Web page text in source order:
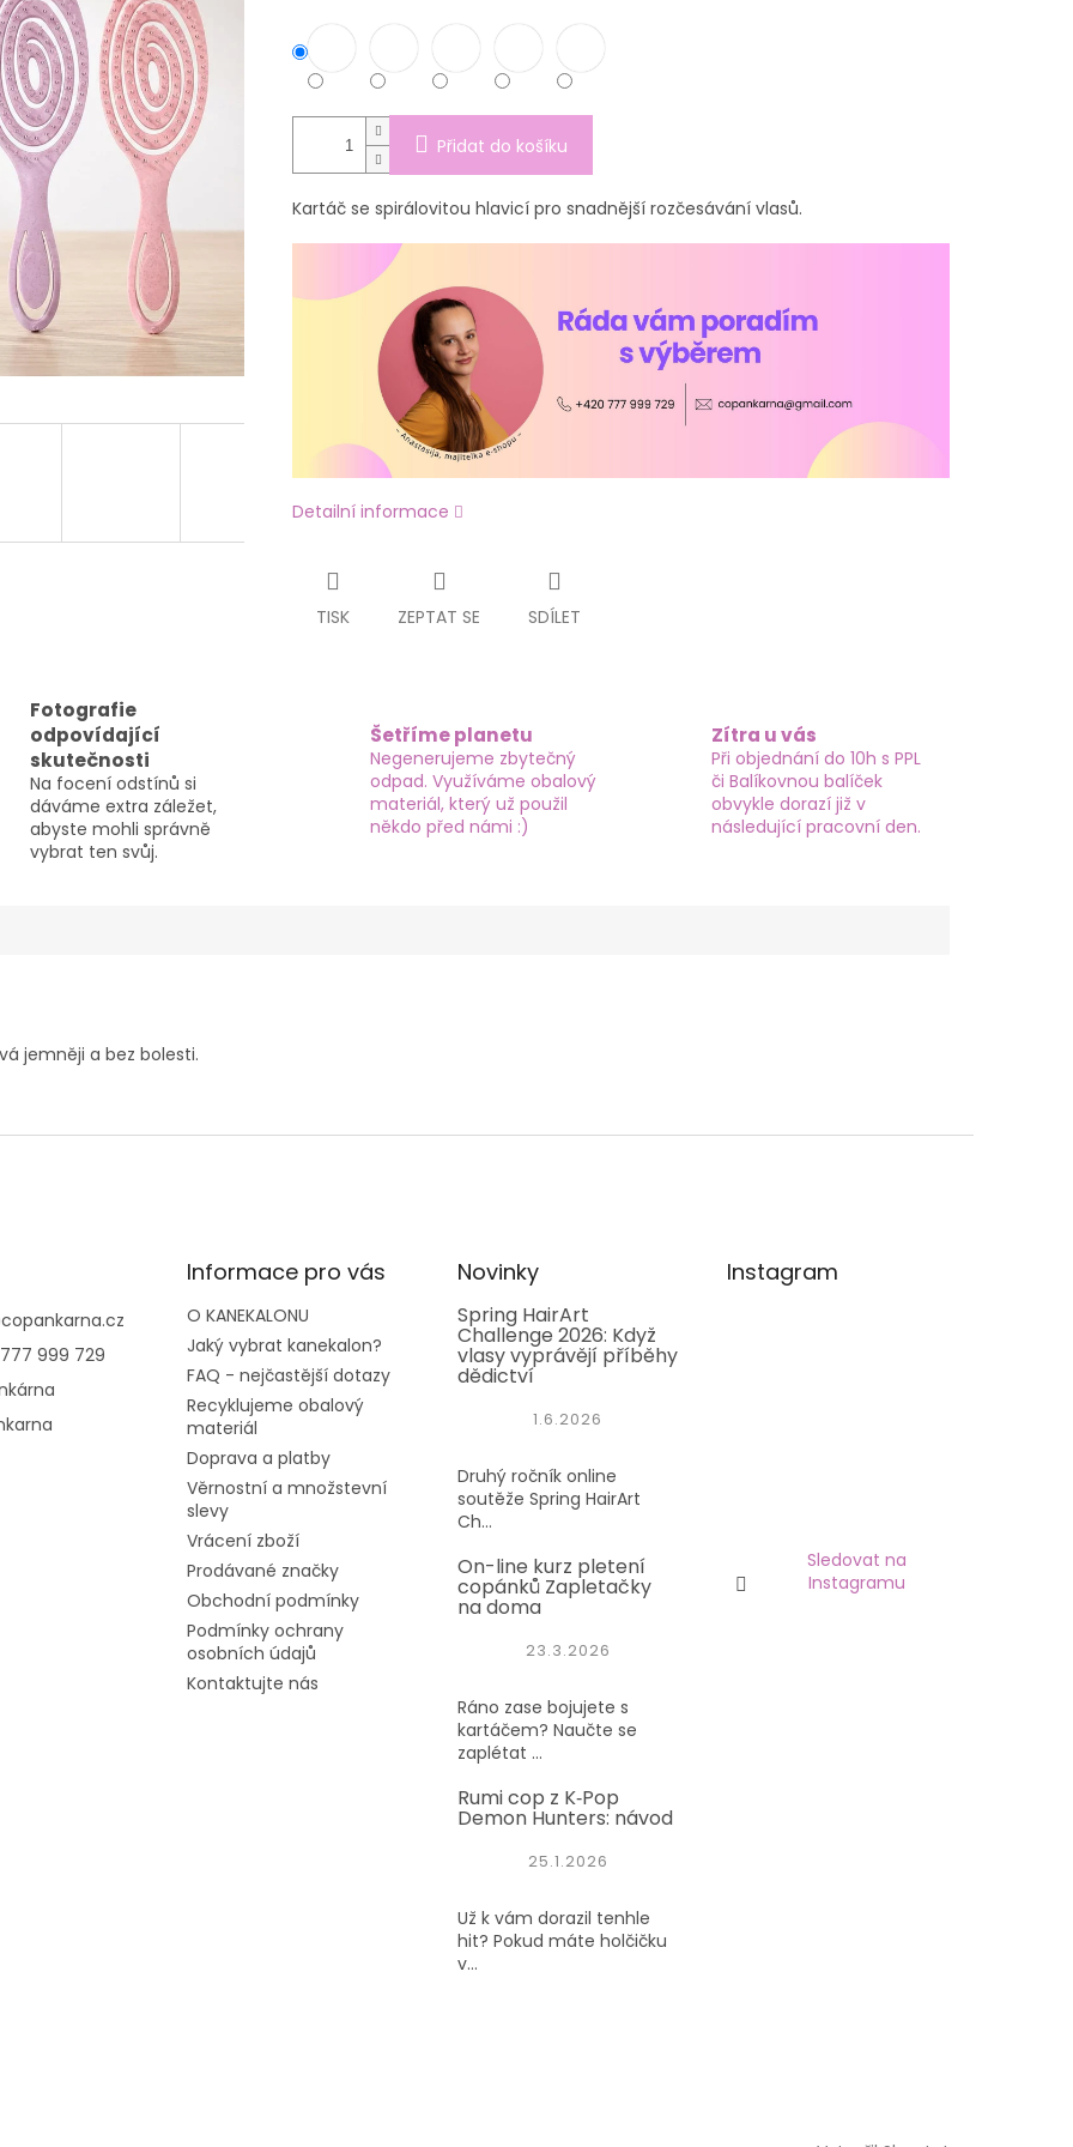
Přidat do košíku
Kartáč se spirálovitou hlavicí pro snadnější rozčesávání vlasů.
Detailní informace
TISK ZEPTAT SE SDÍLET
Fotografie
odpovídající
skutečnosti
Na focení odstínů si
dáváme extra záležet,
abyste mohli správně
vybrat ten svůj.
Šetříme planetu
Negenerujeme zbytečný
odpad. Využíváme obalový
materiál, který už použil
někdo před námi :)
Zítra u vás
Při objednání do 10h s PPL
či Balíkovnou balíček
obvykle dorazí již v
následující pracovní den.
jemněji a bez bolesti.
copankarna.cz
999 729
Informace pro vás
O KANEKALONU
Jaký vybrat kanekalon?
FAQ - nejčastější dotazy
Recyklujeme obalový
materiál
Doprava a platby
Věrnostní a množstevní
slevy
Vrácení zboží
Prodávané značky
Obchodní podmínky
Podmínky ochrany
osobních údajů
Kontaktujte nás
Novinky
Spring HairArt
Challenge 2026: Když
vlasy vyprávějí příběhy
dědictví
1.6.2026
Druhý ročník online
soutěže Spring HairArt
Ch...
On-line kurz pletení
copánků Zapletačky
na doma
23.3.2026
Ráno zase bojujete s
kartáčem? Naučte se
zaplétat ...
Rumi cop z K‑Pop
Demon Hunters: návod
25.1.2026
Už k vám dorazil tenhle
hit? Pokud máte holčičku
v...
Instagram
Sledovat na
Instagramu